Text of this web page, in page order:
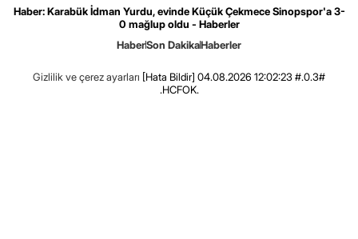
Haber: Karabük İdman Yurdu, evinde Küçük Çekmece Sinopspor'a 3-
0 mağlup oldu - Haberler
HaberSon DakikaHaberler
Gizlilik ve çerez ayarları [Hata Bildir] 04.08.2026 12:02:23 #.0.3#
.HCFOK.